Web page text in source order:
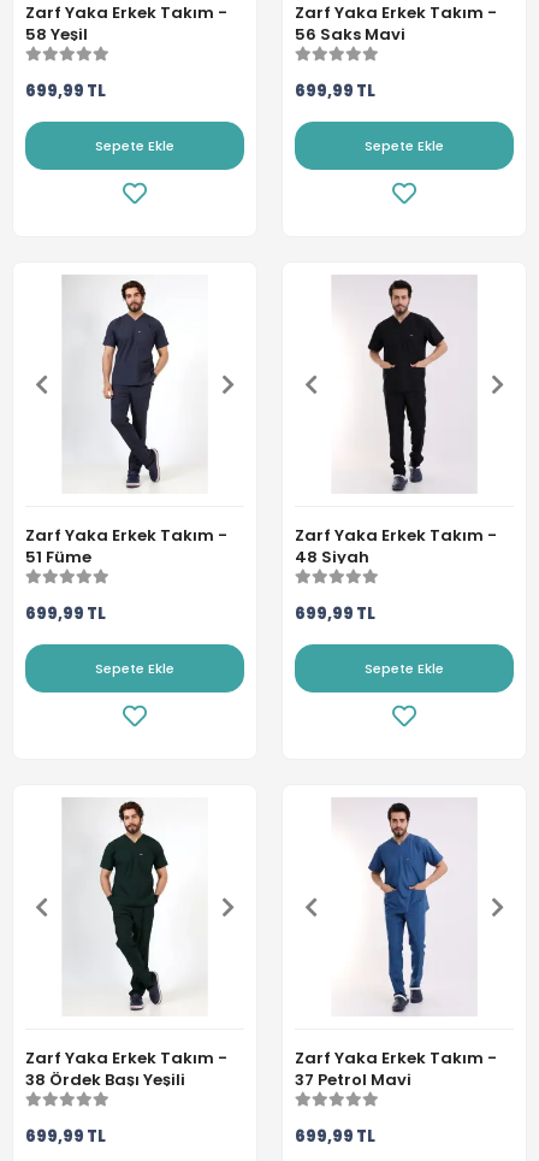
Zarf Yaka Erkek Takım -
58 Yeşil
699,99 TL
Sepete Ekle
Zarf Yaka Erkek Takım -
56 Saks Mavi
699,99 TL
Sepete Ekle
Zarf Yaka Erkek Takım -
51 Füme
699,99 TL
Sepete Ekle
Zarf Yaka Erkek Takım -
48 Siyah
699,99 TL
Sepete Ekle
Zarf Yaka Erkek Takım -
38 Ördek Başı Yeşili
699,99 TL
Zarf Yaka Erkek Takım -
37 Petrol Mavi
699,99 TL